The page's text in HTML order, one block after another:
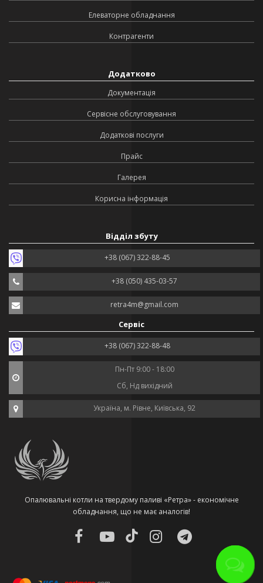
Елеваторне обладнання
Контрагенти
Додатково
Документація
Сервісне обслуговування
Додаткові послуги
Прайс
Галерея
Корисна інформація
Відділ збуту
+38 (067) 322-88-45
+38 (050) 435-03-57
retra4m@gmail.com
Сервіс
+38 (067) 322-88-48
Пн-Пт 9:00 - 18:00
Сб, Нд вихідний
Україна, м. Рівне, Київська, 92
Опалювальні котли на твердому паливі «Ретра» - економічне
обладнання, що не має аналогів!